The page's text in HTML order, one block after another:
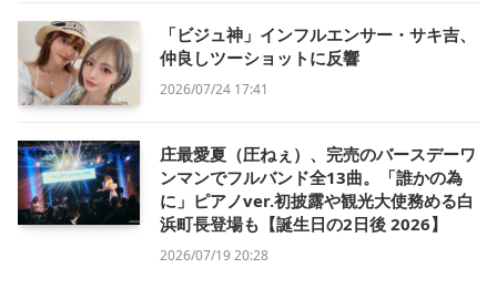
「ビジュ神」インフルエンサー・サキ吉、
仲良しツーショットに反響
2026/07/24 17:41
庄最愛夏（圧ねぇ）、完売のバースデーワ
ンマンでフルバンド全13曲。「誰かの為
に」ピアノver.初披露や観光大使務める白
浜町長登場も【誕生日の2日後 2026】
2026/07/19 20:28